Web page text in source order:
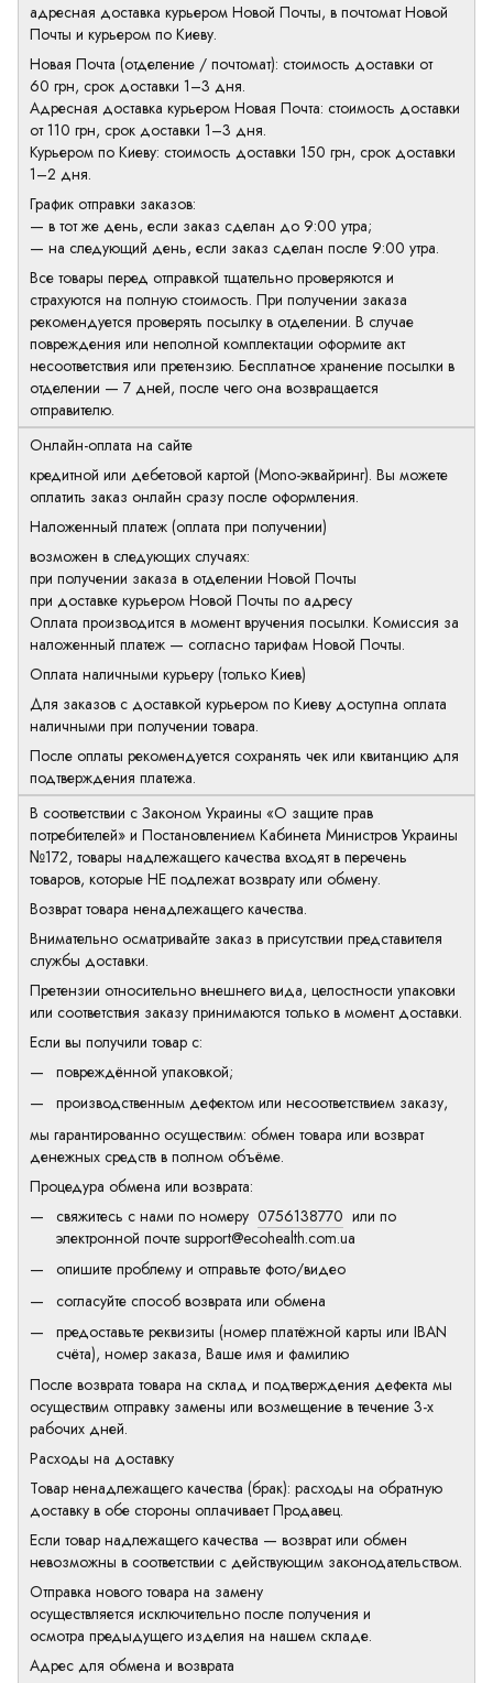
адресная доставка курьером Новой Почты, в почтомат Новой
Почты и курьером по Киеву.
Новая Почта (отделение / почтомат): стоимость доставки от
60 грн, срок доставки 1–3 дня.
Адресная доставка курьером Новая Почта: стоимость доставки
от 110 грн, срок доставки 1–3 дня.
Курьером по Киеву: стоимость доставки 150 грн, срок доставки
1–2 дня.
График отправки заказов:
— в тот же день, если заказ сделан до 9:00 утра;
— на следующий день, если заказ сделан после 9:00 утра.
Все товары перед отправкой тщательно проверяются и
страхуются на полную стоимость. При получении заказа
рекомендуется проверять посылку в отделении. В случае
повреждения или неполной комплектации оформите акт
несоответствия или претензию. Бесплатное хранение посылки в
отделении — 7 дней, после чего она возвращается
отправителю.
Онлайн-оплата на сайте
кредитной или дебетовой картой (Mono-эквайринг). Вы можете
оплатить заказ онлайн сразу после оформления.
Наложенный платеж (оплата при получении)
возможен в следующих случаях:
при получении заказа в отделении Новой Почты
при доставке курьером Новой Почты по адресу
Оплата производится в момент вручения посылки. Комиссия за
наложенный платеж — согласно тарифам Новой Почты.
Оплата наличными курьеру (только Киев)
Для заказов с доставкой курьером по Киеву доступна оплата
наличными при получении товара.
После оплаты рекомендуется сохранять чек или квитанцию для
подтверждения платежа.
В соответствии с Законом Украины «О защите прав
потребителей» и Постановлением Кабинета Министров Украины
№172, товары надлежащего качества входят в перечень
товаров, которые НЕ подлежат возврату или обмену.
Возврат товара ненадлежащего качества.
Внимательно осматривайте заказ в присутствии представителя
службы доставки.
Претензии относительно внешнего вида, целостности упаковки
или соответствия заказу принимаются только в момент доставки.
Если вы получили товар с:
повреждённой упаковкой;
производственным дефектом или несоответствием заказу,
мы гарантированно осуществим: обмен товара или возврат
денежных средств в полном объёме.
Процедура обмена или возврата:
свяжитесь с нами по номеру 0756138770 или по
электронной почте support@ecohealth.com.ua
опишите проблему и отправьте фото/видео
согласуйте способ возврата или обмена
предоставьте реквизиты (номер платёжной карты или IBAN
счёта), номер заказа, Ваше имя и фамилию
После возврата товара на склад и подтверждения дефекта мы
осуществим отправку замены или возмещение в течение 3-х
рабочих дней.
Расходы на доставку
Товар ненадлежащего качества (брак): расходы на обратную
доставку в обе стороны оплачивает Продавец.
Если товар надлежащего качества — возврат или обмен
невозможны в соответствии с действующим законодательством.
Отправка нового товара на замену
осуществляется исключительно после получения и
осмотра предыдущего изделия на нашем складе.
Адрес для обмена и возврата